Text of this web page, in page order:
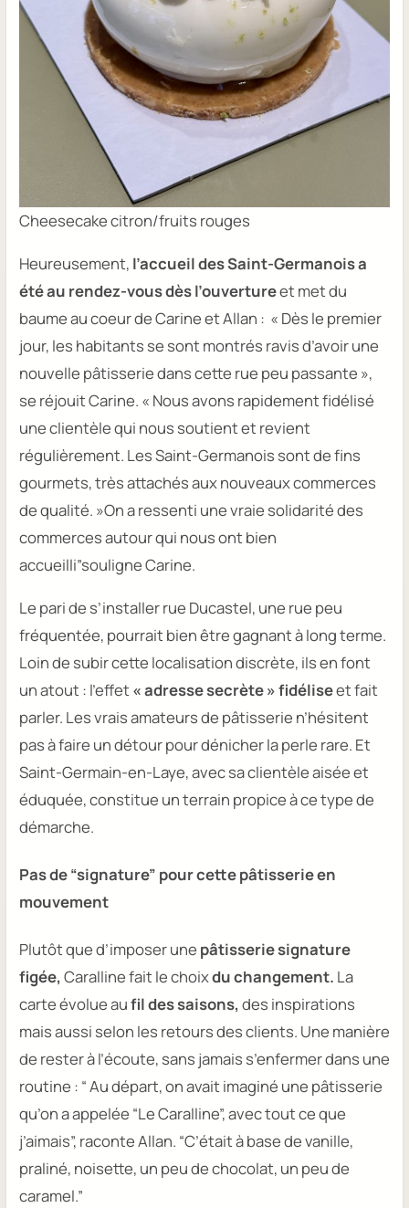
Cheesecake citron/fruits rouges
Heureusement, l’accueil des Saint-Germanois a
été au rendez-vous dès l’ouvertureet met du
baume au coeur de Carine et Allan : « Dès le premier
jour, les habitants se sont montrés ravis d’avoir une
nouvelle pâtisserie dans cette rue peu passante »,
se réjouit Carine. « Nous avons rapidement fidélisé
une clientèle qui nous soutient et revient
régulièrement. Les Saint-Germanois sont de fins
gourmets, très attachés aux nouveaux commerces
de qualité. »On a ressenti une vraie solidarité des
commerces autour qui nous ont bien
accueilli”souligne Carine.
Le pari de s’installer rue Ducastel, une rue peu
fréquentée, pourrait bien être gagnant à long terme.
Loin de subir cette localisation discrète, ils en font
un atout : l’effet « adresse secrète »fidéliseet fait
parler. Les vrais amateurs de pâtisserie n’hésitent
pas à faire un détour pour dénicher la perle rare. Et
Saint-Germain-en-Laye, avec sa clientèle aisée et
éduquée, constitue un terrain propice à ce type de
démarche.
Pas de “signature” pour cette pâtisserie en
mouvement
Plutôt que d’imposer une pâtisserie signature
figée, Carallinefait le choixdu changement. La
carte évolue aufil des saisons, des inspirations
mais aussi selon les retours des clients. Une manière
de rester à l’écoute, sans jamais s’enfermer dans une
routine : “ Au départ, on avait imaginé une pâtisserie
qu’on a appelée “Le Caralline”, avec tout ce que
j’aimais”, raconte Allan. “C’était à base de vanille,
praliné, noisette, un peu de chocolat, un peu de
caramel.”